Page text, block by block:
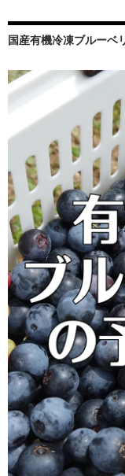
国産有機冷凍ブルーベ